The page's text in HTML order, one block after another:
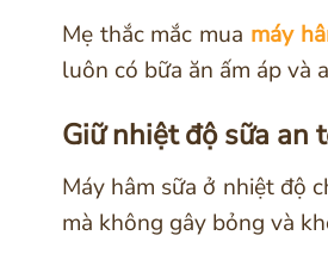
Mẹ thắc mắc mua máy
luôn có bữa ăn ấm áp và
Giữ nhiệt độ sữa an
Máy hâm sữa ở nhiệt độ
mà không gây bỏng và